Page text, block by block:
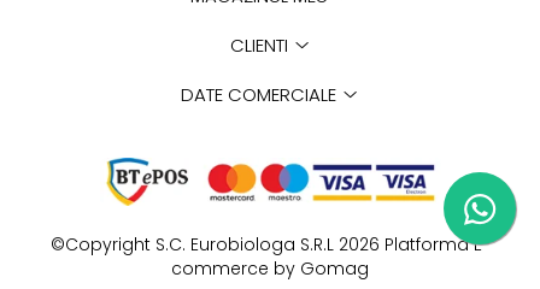
CLIENTI
DATE COMERCIALE
©Copyright S.C. Eurobiologa S.R.L 2026 Platforma E-
commerce by Gomag